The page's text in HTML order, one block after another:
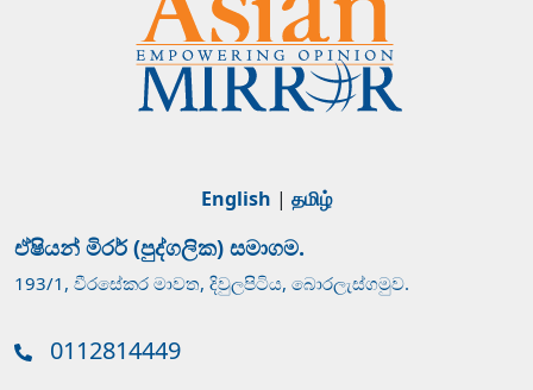
English | தமிழ்
ඒෂියන් මිරර් (පුද්ගලික) සමාගම.
193/1, වීරසේකර මාවත, දිවුලපිටිය, බොරලැස්ගමුව.
0112814449